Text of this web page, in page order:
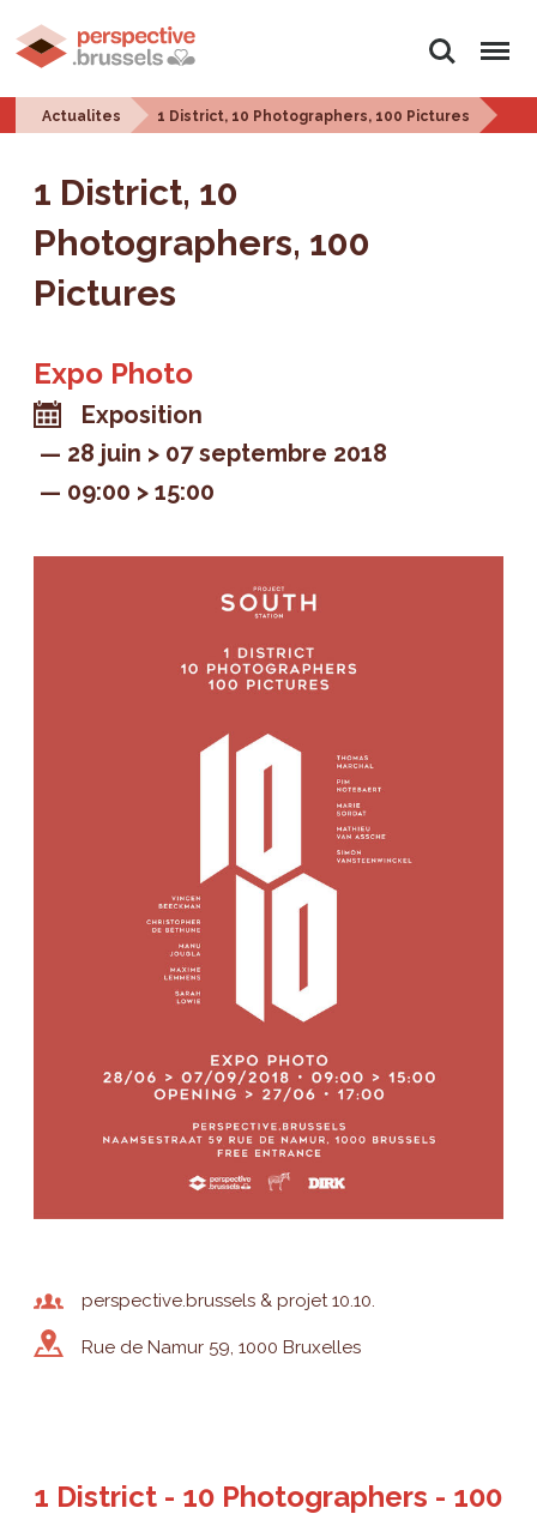
Rechercher
Menu
Actualites 1 District, 10 Photographers, 100 Pictures
1 District, 10
Photographers, 100
Pictures
Expo Photo
Exposition
28 juin > 07 septembre 2018
09:00 > 15:00
perspective.brussels & projet 10.10.
Rue de Namur 59, 1000 Bruxelles
1 District - 10 Photographers - 100